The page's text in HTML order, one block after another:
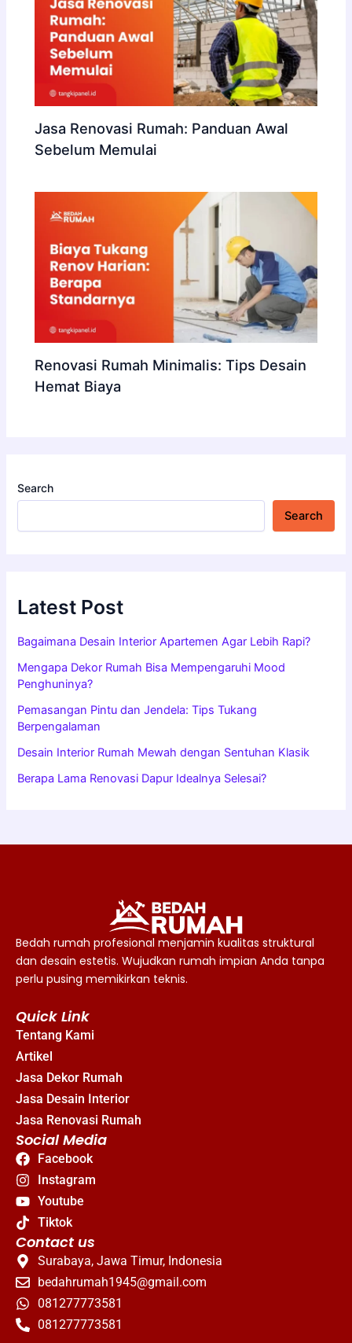
Jasa Renovasi Rumah: Panduan Awal
Sebelum Memulai
Renovasi Rumah Minimalis: Tips Desain
Hemat Biaya
Search
Search
Latest Post
Bagaimana Desain Interior Apartemen Agar Lebih Rapi?
Mengapa Dekor Rumah Bisa Mempengaruhi Mood
Penghuninya?
Pemasangan Pintu dan Jendela: Tips Tukang
Berpengalaman
Desain Interior Rumah Mewah dengan Sentuhan Klasik
Berapa Lama Renovasi Dapur Idealnya Selesai?
Bedah rumah profesional menjamin kualitas struktural
dan desain estetis. Wujudkan rumah impian Anda tanpa
perlu pusing memikirkan teknis.
Quick Link
Tentang Kami
Artikel
Jasa Dekor Rumah
Jasa Desain Interior
Jasa Renovasi Rumah
Social Media
Facebook
Instagram
Youtube
Tiktok
Contact us
Surabaya, Jawa Timur, Indonesia
bedahrumah1945@gmail.com
081277773581
081277773581